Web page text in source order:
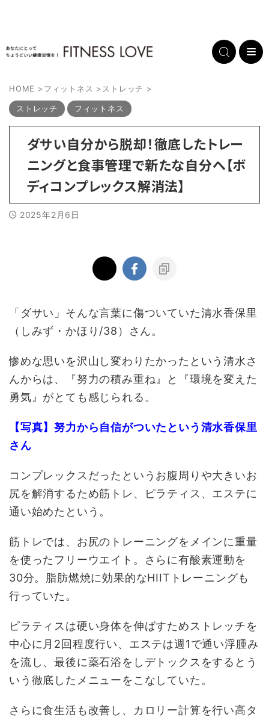
HOME >フィットネス > ストレッチ >
ストレッチ フィットネス
ダサい自分から脱却！徹底したトレー
ニングと食事管理で新たな自分へ【ボ
ディコンプレックス解消法】
2025年2月6日
「ダサい」そんな言葉に傷ついていた清水香保里
（しみず・かほり /38 ）さん。
惨めな思いを沢山し変わりたかったという清水さ
んからは、『努力の積み重ね』と『環境を変えた
勇気』がとても感じられる。
【写真】努力から自信がついたという清水香保里
さん
コンプレックスだったというお腹周りや大きいお
尻を解消するため筋トレ、ピラティス、エステに
通い始めたという。
筋トレでは、お尻のトレーニングをメインに重量
を使ったフリーウエイト。さらに有酸素運動を
30分。脂肪燃焼に効果的なHIIT トレーニングも
行っていた。
ピラティスは硬い身体を伸ばすためストレッチを
中心に月 2 回程度行い、エステは週 1で通い浮腫み
を流し、最後に薬石浴をしデトックスをするとう
いう徹底したメニューをこなしていた。
さらに食生活も改善し、カロリー計算を行い高タ